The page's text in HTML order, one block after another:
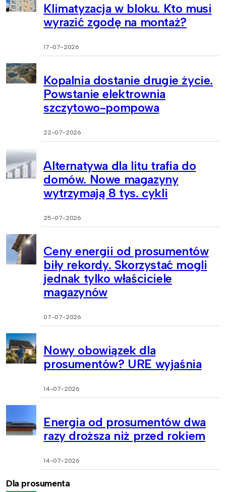
Klimatyzacja w bloku. Kto musi
wyrazić zgodę na montaż?
17-07-2026
Kopalnia dostanie drugie życie.
Powstanie elektrownia
szczytowo-pompowa
22-07-2026
Alternatywa dla litu trafia do
domów. Nowe magazyny
wytrzymają 8 tys. cykli
25-07-2026
Ceny energii od prosumentów
biły rekordy. Skorzystać mogli
jednak tylko właściciele
magazynów
07-07-2026
Nowy obowiązek dla
prosumentów? URE wyjaśnia
14-07-2026
Energia od prosumentów dwa
razy droższa niż przed rokiem
14-07-2026
Dla prosumenta